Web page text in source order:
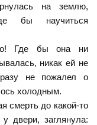
на землю,
бы научиться
Где бы она ни
никак ей не
разу не пожалел о
холодным.
смерть до какой-то
двери, заглянула: